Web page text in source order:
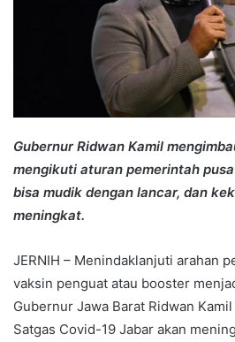
Gubernur Ridwan Kamil
mengikuti aturan pemerintah
bisa mudik dengan lancar, dan
meningkat.
JERNIH – Menindaklanjuti arahan
vaksin penguat atau booster
Gubernur Jawa Barat Ridwan
Satgas Covid-19 Jabar akan